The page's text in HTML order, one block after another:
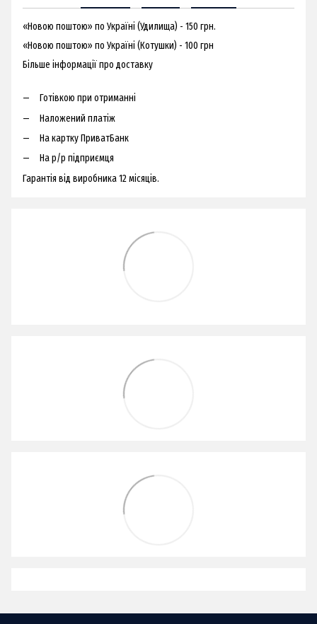
«Новою поштою» по Україні (Удилища) - 150 грн.
«Новою поштою» по Україні (Котушки) - 100 грн
Більше інформації про доставку
Готівкою при отриманні
Наложений платіж
На картку ПриватБанк
На р/р підприємця
Гарантія від виробника 12 місяців.